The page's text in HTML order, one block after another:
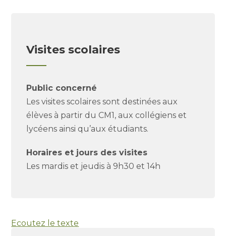
Visites scolaires
Public concerné
Les visites scolaires sont destinées aux
élèves à partir du CM1, aux collégiens et
lycéens ainsi qu’aux étudiants.
Horaires et jours des visites
Les mardis et jeudis à 9h30 et 14h
Ecoutez le texte